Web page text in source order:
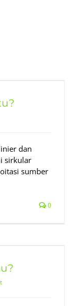
dan
sirkular
sumber
0